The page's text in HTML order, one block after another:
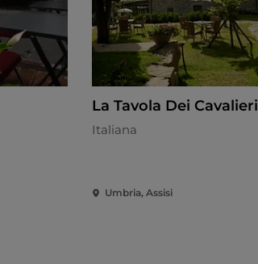
La Tavola Dei Cavalieri
Italiana
Umbria, Assisi